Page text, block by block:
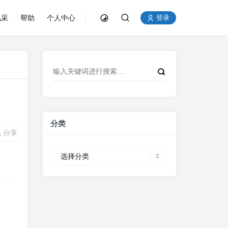
帮助 个人中心 登录
分享
分类